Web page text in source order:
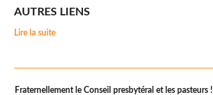
AUTRES LIENS
Lire la suite
Fraternellement le Conseil presbytéral et les pasteurs !